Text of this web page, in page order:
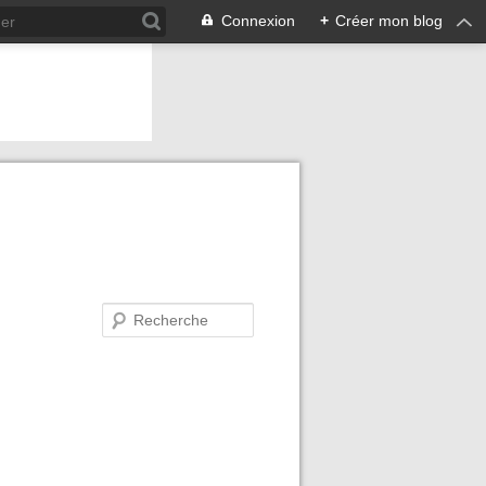
Connexion + Créer mon blog